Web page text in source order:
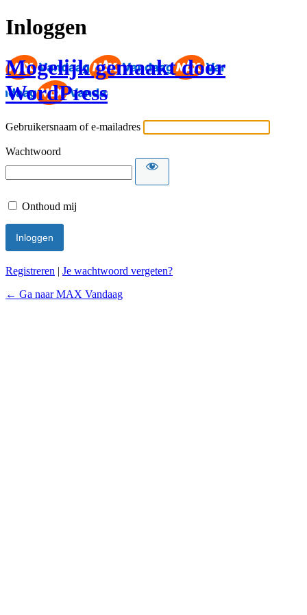
Inloggen
Mogelijk gemaakt door
WordPress
Gebruikersnaam of e-mailadres
Wachtwoord
Onthoud mij
Registreren | Je wachtwoord vergeten?
← Ga naar MAX Vandaag